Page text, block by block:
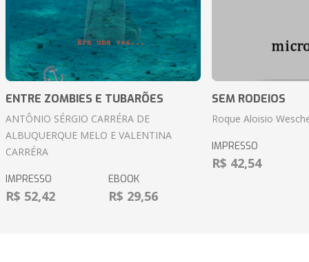
ENTRE ZOMBIES E TUBARÕES
ANTÔNIO SÉRGIO CARRÉRA DE
ALBUQUERQUE MELO E VALENTINA
CARRÉRA
IMPRESSO
R$ 52,42
EBOOK
R$ 29,56
SEM RODEIOS
Roque Aloisio
IMPRESSO
R$ 42,54